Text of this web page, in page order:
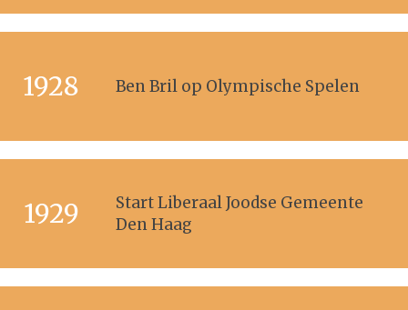
1928 Ben Bril op Olympische Spelen
1929
Start Liberaal Joodse Gemeente
Den Haag